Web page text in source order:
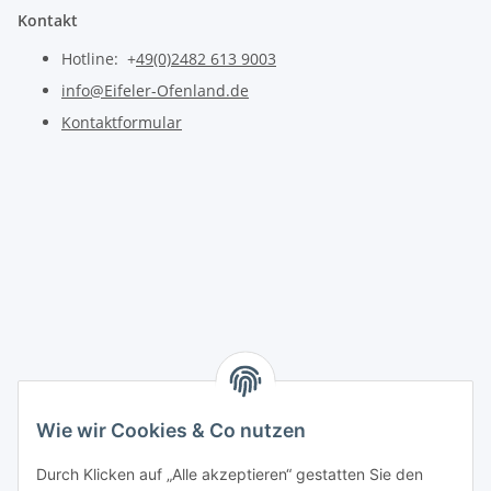
Kontakt
Hotline: +49(0)2482 613 9003
info@Eifeler-Ofenland.de
Kontaktformular
Wie wir Cookies & Co nutzen
Durch Klicken auf „Alle akzeptieren“ gestatten Sie den